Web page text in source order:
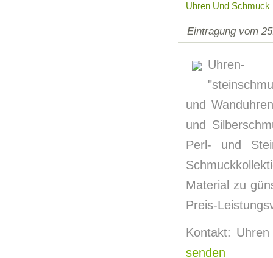
Uhren Und Schmuck
Eintragung vom
Uhren-
und
und
Perl- und
Material zu
Preis-
Kontakt:
senden